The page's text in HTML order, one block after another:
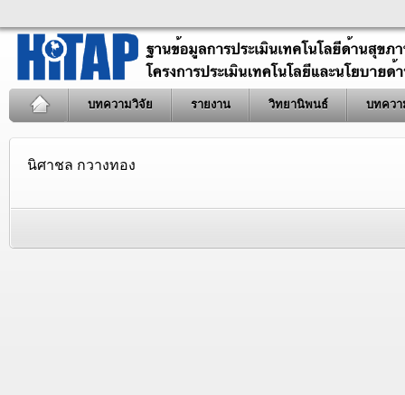
บทความวิจัย รายงาน วิทยานิพนธ์ บทควา
นิศาชล กวางทอง